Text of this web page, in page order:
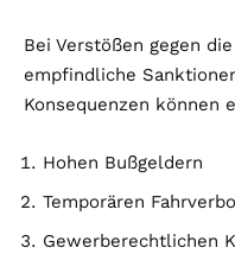
Bei Verstößen gegen
empfindliche
Konsequenzen können
Hohen Bußgeldern
Temporären
Gewerberechtlichen